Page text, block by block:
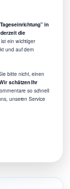
in
die
ein wichtiger
und auf dem
bitte nicht, einen
schätzen Ihr
so schnell
unseren Service